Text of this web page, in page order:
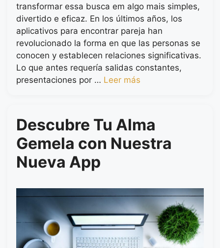
transformar essa busca em algo mais simples,
divertido e eficaz. En los últimos años, los
aplicativos para encontrar pareja han
revolucionado la forma en que las personas se
conocen y establecen relaciones significativas.
Lo que antes requería salidas constantes,
presentaciones por … Leer más
Descubre Tu Alma
Gemela con Nuestra
Nueva App